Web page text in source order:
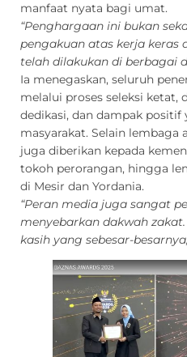
manfaat nyata bagi umat.
“Penghargaan ini bukan
pengakuan atas kerja keras
telah dilakukan di berbagai
Ia menegaskan, seluruh
melalui proses seleksi ketat,
dedikasi, dan dampak positif
masyarakat. Selain lembaga
juga diberikan kepada
tokoh perorangan, hingga
di Mesir dan Yordania.
“Peran media juga sangat
menyebarkan dakwah
kasih yang sebesar-